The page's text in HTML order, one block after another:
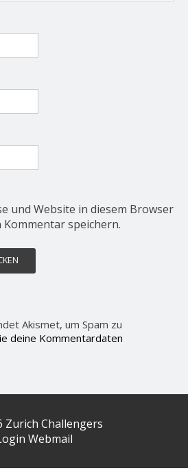
und Website in diesem Browser
speichern.
Akismet, um Spam zu
deine Kommentardaten
Zurich Challengers
Webmail